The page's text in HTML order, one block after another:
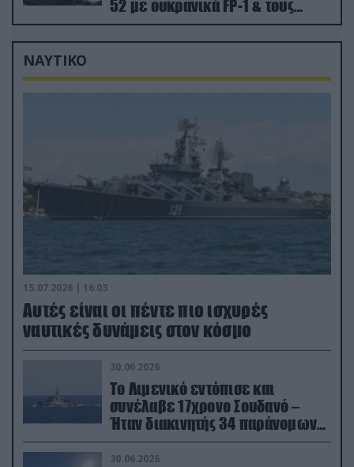
52 με ουκρανικά FP-1 & τους
Τούρκους να τραβάνε… βίντεο
ΝΑΥΤΙΚΟ
15.07.2026 | 16:03
Aυτές είναι οι πέντε πιο ισχυρές
ναυτικές δυνάμεις στον κόσμο
30.06.2026
Το Λιμενικό εντόπισε και
συνέλαβε 17χρονο Σουδανό –
Ήταν διακινητής 34 παράνομων
μεταναστών
30.06.2026